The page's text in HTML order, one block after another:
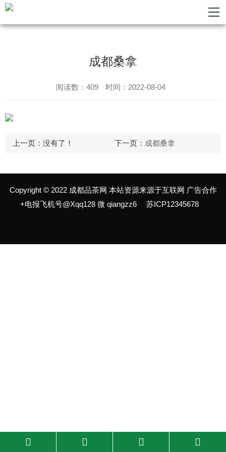
成都桑拿
阅读数：409 时间：2022-08-04
上一页： 没有了！ 下一页： 成都桑拿
Copyright © 2022 成都品茶网 本站资源来源于互联网 广告合作
+电报飞机号@Xqq128 微 qiangzz6
苏ICP12345678